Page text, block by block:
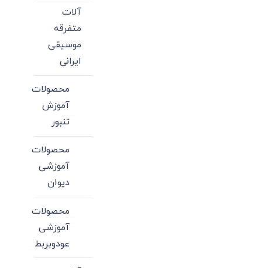
آلات
متفرقه
موسیقی
ایرانی
محصولات
آموزش
تنبور
محصولات
آموزشی
دیوان
محصولات
آموزشی
عودوبربط